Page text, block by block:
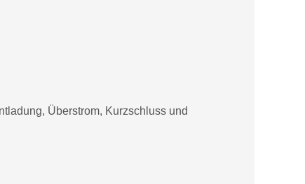
Überstrom, Kurzschluss und